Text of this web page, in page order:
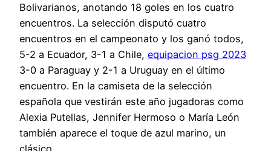
Bolivarianos, anotando 18 goles en los cuatro
encuentros. La selección disputó cuatro
encuentros en el campeonato y los ganó todos,
5-2 a Ecuador, 3-1 a Chile, equipacion psg 2023
3-0 a Paraguay y 2-1 a Uruguay en el último
encuentro. En la camiseta de la selección
española que vestirán este año jugadoras como
Alexia Putellas, Jennifer Hermoso o María León
también aparece el toque de azul marino, un